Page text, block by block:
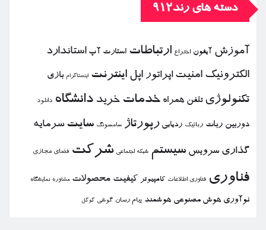
دسته های رند912
آموزش آیفون اختراع ارتباطات استارت آپ استاندارد
الكترونیك امنیت اپراتور اپل اینترنت اینستاگرام بازی
تكنولوژی تلفن همراه خدمات خرید دانشگاه دانلود
دوربین ربات رباتیك ردیابی رپورتاژ سامسونگ سایت سرمایه
گذاری سرویس سیستم شبكه اجتماعی شركت فضای مجازی
فناوری فناوری اطلاعات كامپیوتر كیفیت محصولات مشاوره نمایشگاه
نوآوری هوش مصنوعی هوشمند پیام رسان گوشی گوگل